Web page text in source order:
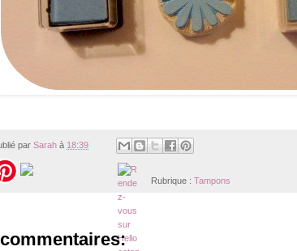
par Sarah à 18:39
Rubrique : Tampons